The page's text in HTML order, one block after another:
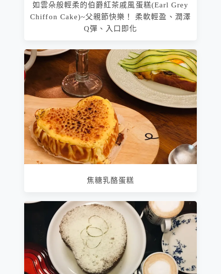
如雲朵般輕柔的伯爵紅茶戚風蛋糕(Earl Grey
Chiffon Cake)~父親節快樂！ 柔軟輕盈、潤澤
Q彈、入口即化
焦糖乳酪蛋糕